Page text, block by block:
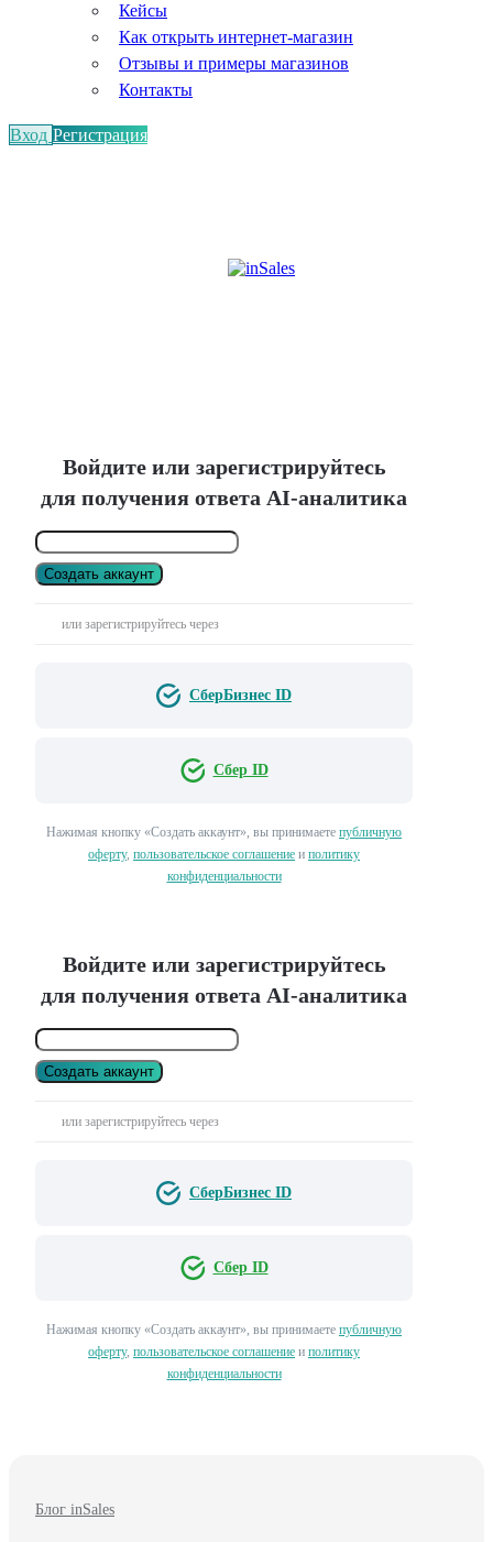
Кейсы
Как открыть интернет-магазин
Отзывы и примеры магазинов
Контакты
Вход Регистрация
Войдите или зарегистрируйтесь
для получения ответа AI-аналитика
Создать аккаунт
или зарегистрируйтесь через
СберБизнес ID
Сбер ID
Нажимая кнопку «Создать аккаунт», вы принимаете публичную
оферту, пользовательское соглашение и политику
конфиденциальности
Войдите или зарегистрируйтесь
для получения ответа AI-аналитика
Создать аккаунт
или зарегистрируйтесь через
СберБизнес ID
Сбер ID
Нажимая кнопку «Создать аккаунт», вы принимаете публичную
оферту, пользовательское соглашение и политику
конфиденциальности
Блог inSales